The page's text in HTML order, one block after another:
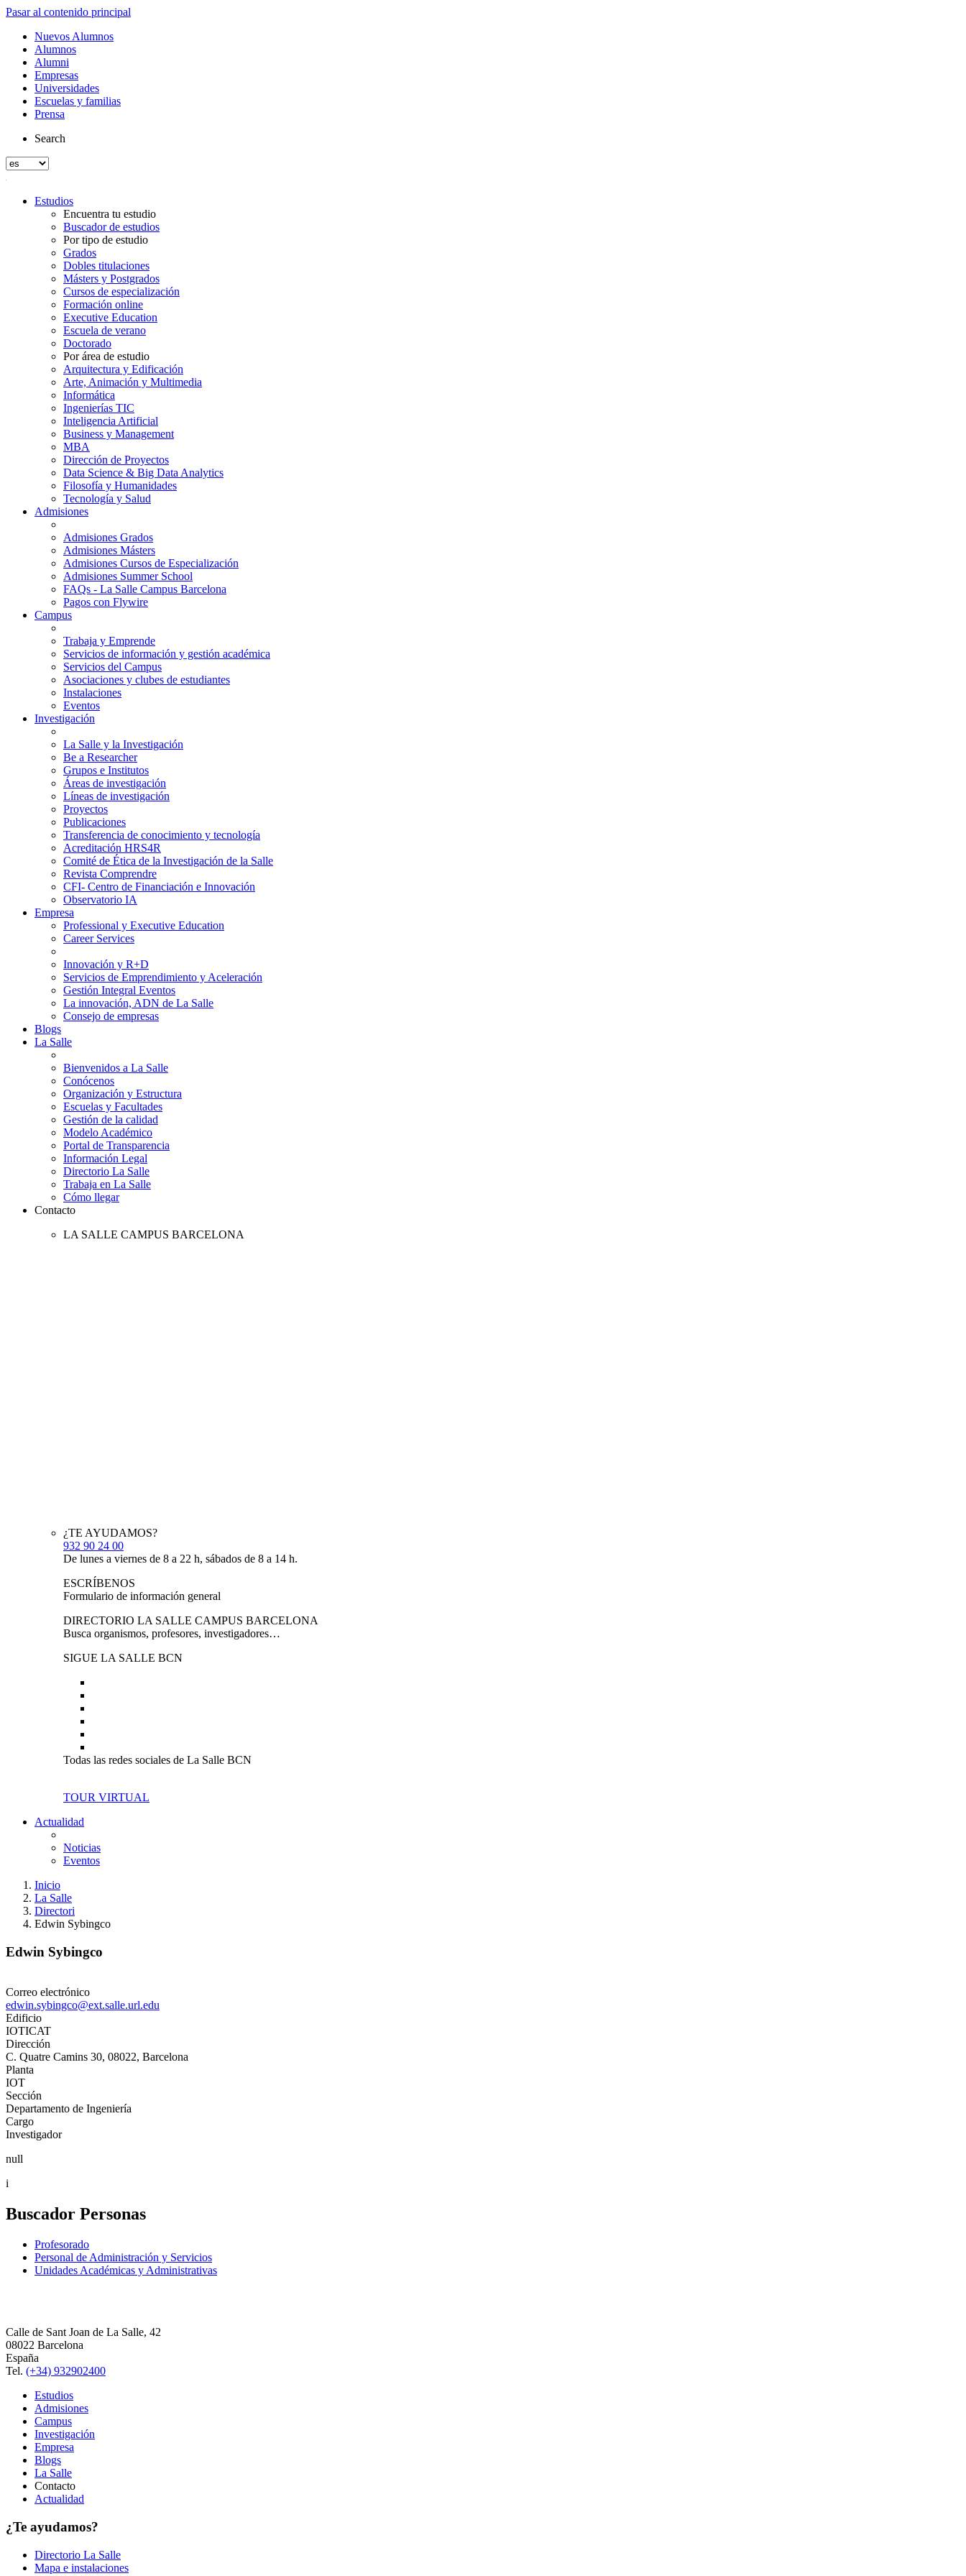
Pasar al contenido principal
Nuevos Alumnos
Alumnos
Alumni
Empresas
Universidades
Escuelas y familias
Prensa
Search
Estudios
Encuentra tu estudio
Buscador de estudios
Por tipo de estudio
Grados
Dobles titulaciones
Másters y Postgrados
Cursos de especialización
Formación online
Executive Education
Escuela de verano
Doctorado
Por área de estudio
Arquitectura y Edificación
Arte, Animación y Multimedia
Informática
Ingenierías TIC
Inteligencia Artificial
Business y Management
MBA
Dirección de Proyectos
Data Science & Big Data Analytics
Filosofía y Humanidades
Tecnología y Salud
Admisiones
Admisiones Grados
Admisiones Másters
Admisiones Cursos de Especialización
Admisiones Summer School
FAQs - La Salle Campus Barcelona
Pagos con Flywire
Campus
Trabaja y Emprende
Servicios de información y gestión académica
Servicios del Campus
Asociaciones y clubes de estudiantes
Instalaciones
Eventos
Investigación
La Salle y la Investigación
Be a Researcher
Grupos e Institutos
Áreas de investigación
Líneas de investigación
Proyectos
Publicaciones
Transferencia de conocimiento y tecnología
Acreditación HRS4R
Comité de Ética de la Investigación de la Salle
Revista Comprendre
CFI- Centro de Financiación e Innovación
Observatorio IA
Empresa
Professional y Executive Education
Career Services
Innovación y R+D
Servicios de Emprendimiento y Aceleración
Gestión Integral Eventos
La innovación, ADN de La Salle
Consejo de empresas
Blogs
La Salle
Bienvenidos a La Salle
Conócenos
Organización y Estructura
Escuelas y Facultades
Gestión de la calidad
Modelo Académico
Portal de Transparencia
Información Legal
Directorio La Salle
Trabaja en La Salle
Cómo llegar
Contacto
LA SALLE CAMPUS BARCELONA
¿TE AYUDAMOS?
932 90 24 00
De lunes a viernes de 8 a 22 h, sábados de 8 a 14 h.
ESCRÍBENOS
Formulario de información general
DIRECTORIO LA SALLE CAMPUS BARCELONA
Busca organismos, profesores, investigadores…
SIGUE LA SALLE BCN
Todas las redes sociales de La Salle BCN
TOUR VIRTUAL
Actualidad
Noticias
Eventos
Inicio
La Salle
Directori
Edwin Sybingco
Edwin Sybingco
Correo electrónico
edwin.sybingco@ext.salle.url.edu
Edificio
IOTICAT
Dirección
C. Quatre Camins 30, 08022, Barcelona
Planta
IOT
Sección
Departamento de Ingeniería
Cargo
Investigador
null
i
Buscador Personas
Profesorado
Personal de Administración y Servicios
Unidades Académicas y Administrativas
Calle de Sant Joan de La Salle, 42
08022 Barcelona
España
Tel. (+34) 932902400
Estudios
Admisiones
Campus
Investigación
Empresa
Blogs
La Salle
Contacto
Actualidad
¿Te ayudamos?
Directorio La Salle
Mapa e instalaciones